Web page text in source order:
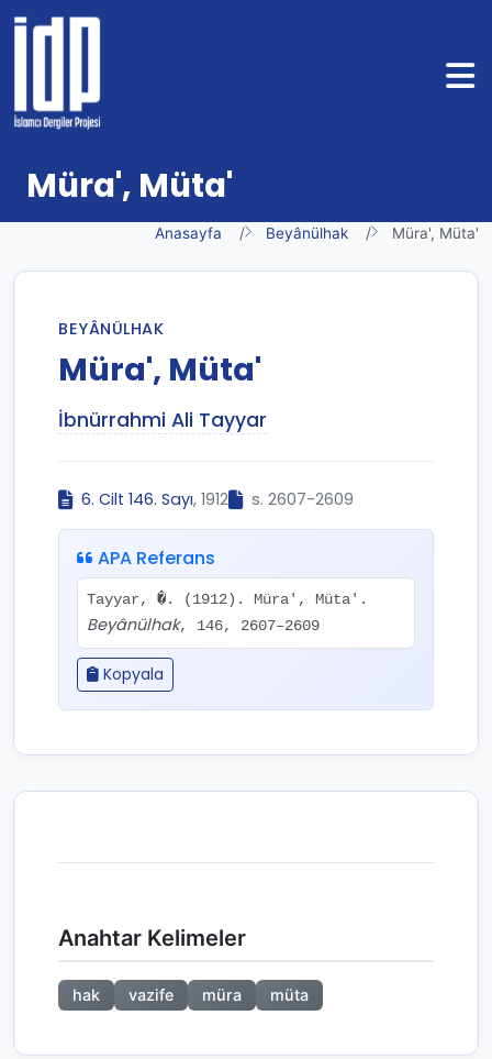
Müra', Müta'
Anasayfa Beyânülhak Müra', Müta'
BEYÂNÜLHAK
Müra', Müta'
İbnürrahmi Ali Tayyar
6. Cilt 146. Sayı, 1912 s. 2607-2609
APA Referans
Tayyar, �. (1912). Müra', Müta'.
Beyânülhak, 146, 2607–2609
Kopyala
Anahtar Kelimeler
hak vazife müra müta